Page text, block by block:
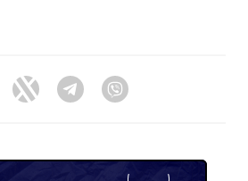
FacebookTwitter Telegram